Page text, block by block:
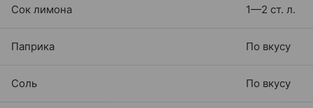
Сок лимона 1—2 ст. л.
Паприка По вкусу
Соль По вкусу